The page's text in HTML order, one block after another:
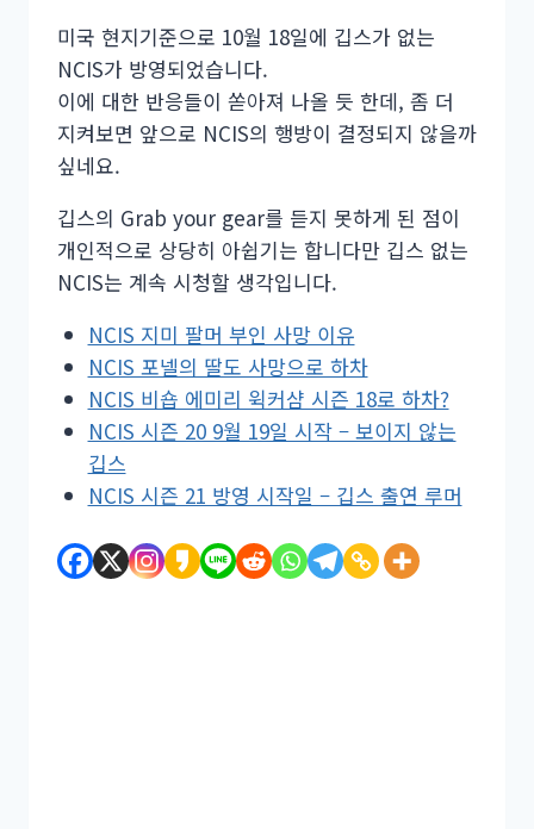
미국 현지기준으로 10월 18일에 깁스가 없는
NCIS가 방영되었습니다.
이에 대한 반응들이 쏟아져 나올 듯 한데, 좀 더
지켜보면 앞으로 NCIS의 행방이 결정되지 않을까
싶네요.
깁스의 Grab your gear를 듣지 못하게 된 점이
개인적으로 상당히 아쉽기는 합니다만 깁스 없는
NCIS는 계속 시청할 생각입니다.
NCIS 지미 팔머 부인 사망 이유
NCIS 포넬의 딸도 사망으로 하차
NCIS 비숍 에미리 윅커샴 시즌 18로 하차?
NCIS 시즌 20 9월 19일 시작 – 보이지 않는
깁스
NCIS 시즌 21 방영 시작일 – 깁스 출연 루머